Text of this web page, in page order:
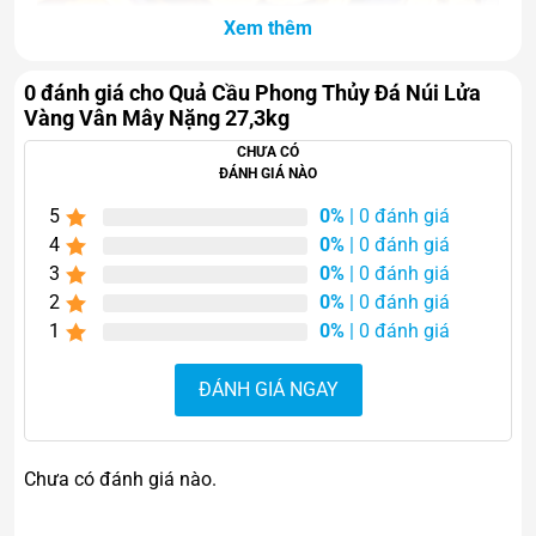
Xem thêm
0 đánh giá cho Quả Cầu Phong Thủy Đá Núi Lửa
Vàng Vân Mây Nặng 27,3kg
CHƯA CÓ
ĐÁNH GIÁ NÀO
5 0% | 0 đánh giá
4
0% | 0 đánh giá
3
0% | 0 đánh giá
2
0% | 0 đánh giá
1
0% | 0 đánh giá
ĐÁNH GIÁ NGAY
Chưa có đánh giá nào.